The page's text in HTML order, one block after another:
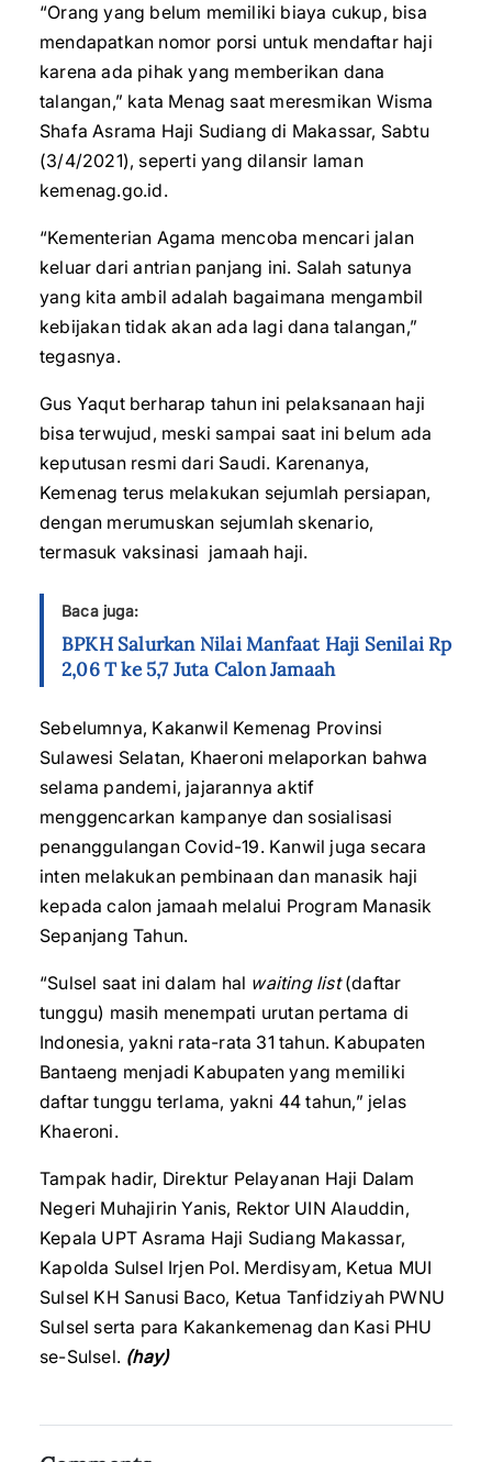
“Orang yang belum memiliki biaya cukup, bisa
mendapatkan nomor porsi untuk mendaftar haji
karena ada pihak yang memberikan dana
talangan,” kata Menag saat meresmikan Wisma
Shafa Asrama Haji Sudiang di Makassar, Sabtu
(3/4/2021), seperti yang dilansir laman
kemenag.go.id.
“Kementerian Agama mencoba mencari jalan
keluar dari antrian panjang ini. Salah satunya
yang kita ambil adalah bagaimana mengambil
kebijakan tidak akan ada lagi dana talangan,”
tegasnya.
Gus Yaqut berharap tahun ini pelaksanaan haji
bisa terwujud, meski sampai saat ini belum ada
keputusan resmi dari Saudi. Karenanya,
Kemenag terus melakukan sejumlah persiapan,
dengan merumuskan sejumlah skenario,
termasuk vaksinasi jamaah haji.
Baca juga:
BPKH Salurkan Nilai Manfaat Haji Senilai Rp
2,06 T ke 5,7 Juta Calon Jamaah
Sebelumnya, Kakanwil Kemenag Provinsi
Sulawesi Selatan, Khaeroni melaporkan bahwa
selama pandemi, jajarannya aktif
menggencarkan kampanye dan sosialisasi
penanggulangan Covid-19. Kanwil juga secara
inten melakukan pembinaan dan manasik haji
kepada calon jamaah melalui Program Manasik
Sepanjang Tahun.
“Sulsel saat ini dalam hal waiting list(daftar
tunggu) masih menempati urutan pertama di
Indonesia, yakni rata-rata 31 tahun. Kabupaten
Bantaeng menjadi Kabupaten yang memiliki
daftar tunggu terlama, yakni 44 tahun,” jelas
Khaeroni.
Tampak hadir, Direktur Pelayanan Haji Dalam
Negeri Muhajirin Yanis, Rektor UIN Alauddin,
Kepala UPT Asrama Haji Sudiang Makassar,
Kapolda Sulsel Irjen Pol. Merdisyam, Ketua MUI
Sulsel KH Sanusi Baco, Ketua Tanfidziyah PWNU
Sulsel serta para Kakankemenag dan Kasi PHU
se-Sulsel. (hay)